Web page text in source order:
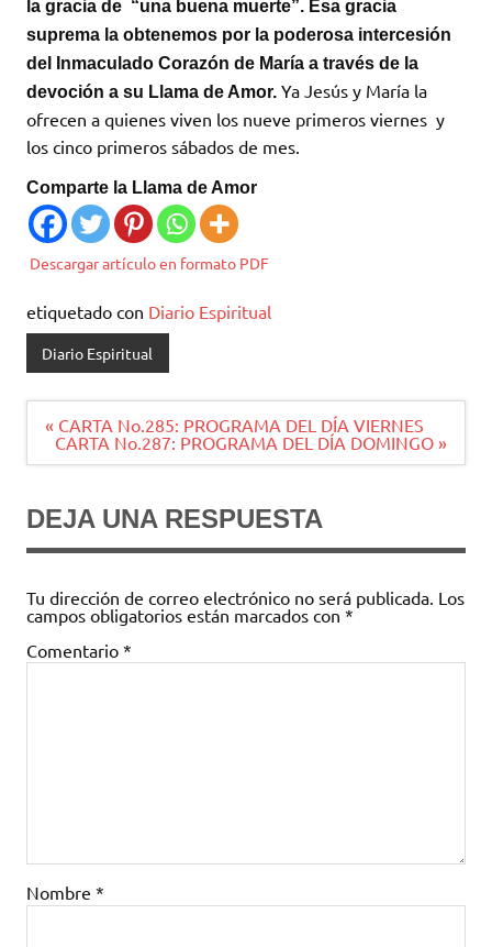
la gracia de “una buena muerte”. Esa gracia
suprema la obtenemos por la poderosa intercesión
del Inmaculado Corazón de María a través de la
devoción a su Llama de Amor. Ya Jesús y María la
ofrecen a quienes viven los nueve primeros viernes y
los cinco primeros sábados de mes.
Comparte la Llama de Amor
Descargar artículo en formato PDF
etiquetado con Diario Espiritual
Diario Espiritual
Navegación
de
« CARTA No.285: PROGRAMA DEL DÍA VIERNES
CARTA No.287: PROGRAMA DEL DÍA DOMINGO »
DEJA UNA RESPUESTA
Tu dirección de correo electrónico no será publicada. Los
campos obligatorios están marcados con *
Comentario *
Nombre *